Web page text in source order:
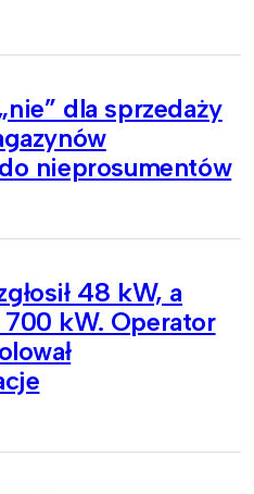
dla sprzedaży
nieprosumentów
48 kW, a
700 kW. Operator